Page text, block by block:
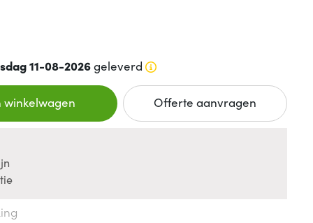
11-08-2026geleverd
winkelwagen Offerte aanvragen